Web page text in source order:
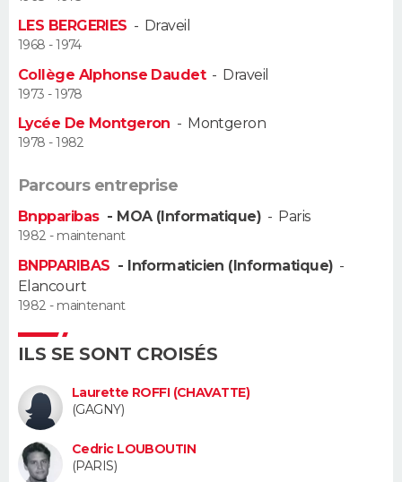
Alimentation
Guide de la santé
Maladies
Médicaments
Sommeil
VOYAGE
Destinations
City break
Voyage nature
Voyage de noces
Forum
Climat
+
PHOTO
GUIDES D'ACHAT
CARTE DE VOEUX
Carte de Noël
Carte Bonne année
Carte Saint-Valentin
Carte Pâques
Carte d'anniversaire
Dictionnaire
Biographies
Citations
Expressions
Proverbes
PROGRAMME TV
COPAINS D'AVANT
FORUM
Bricolage
Lifestyle
Culture
Sport
Auto
Television
Voyage
Cinema
LES BERGERIES - Draveil
1968 - 1974
Collège Alphonse Daudet- Draveil
1973 - 1978
Lycée De Montgeron - Montgeron
1978 - 1982
Parcours entreprise
Bnpparibas - MOA (Informatique) - Paris
1982 - maintenant
BNPPARIBAS - Informaticien (Informatique) -
Elancourt
1982 - maintenant
ILS SE SONT CROISÉS
Laurette ROFFI (CHAVATTE)
(GAGNY)
Cedric LOUBOUTIN
(PARIS)